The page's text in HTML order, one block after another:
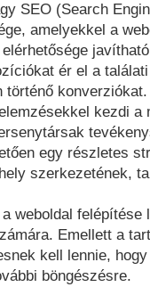
SEO (Search
amelyekkel a
ér el a
történő konverziókat.
kezdi a
egy részletes
szerkezetének,
weboldal
Emellett a
kell lennie,
böngészésre.